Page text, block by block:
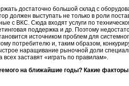
достаточно большой склад с
должен выступать не только в роли
с ВКС. Сюда входят услуги по
поддержка и др. Поэтому
источником проблем для
потребителю и, таким образом,
наращивание рыночной доли
заставят «играть по правилам».
на ближайшие годы? Какие факторы